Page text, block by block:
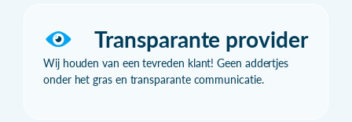
Transparante provider
Wij houden van een tevreden klant! Geen addertjes
onder het gras en transparante communicatie.